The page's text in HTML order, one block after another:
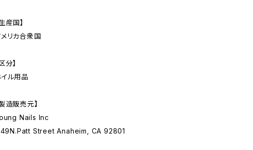
生産国】
リカ合衆国
分】
イル用品
製造販売元】
Nails Inc
Street Anaheim, CA 92801